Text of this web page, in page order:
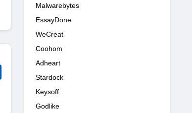
Malwarebytes
EssayDone
WeCreat
Coohom
Adheart
Stardock
Keysoff
Godlike